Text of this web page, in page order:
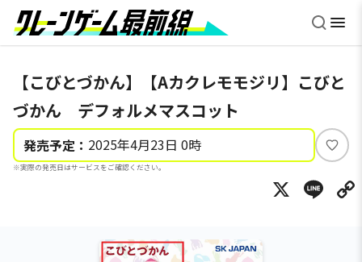
【こびとづかん】【Aカクレモモジリ】こびと
づかん デフォルメマスコット
発売予定： 2025年4月23日 0時
※実際の発売日はサービスをご確認ください。
い
ね
X